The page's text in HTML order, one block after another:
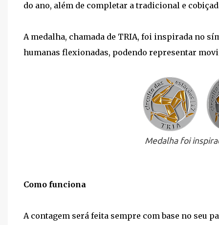
do ano, além de completar a tradicional e
A medalha, chamada de TRIA, foi inspirada no
humanas flexionadas, podendo representar
Medalha foi
Como funciona
A contagem será feita sempre com base no seu